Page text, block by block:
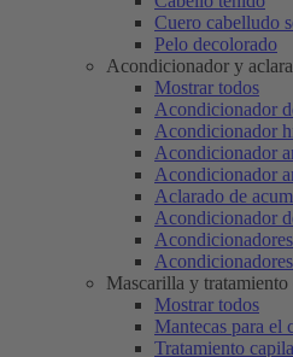
Cuero cabelludo
Pelo decolorado
Acondicionador y
Mostrar todos
Acondicionador
Acondicionador
Acondicionador
Acondicionador
Aclarado de
Acondicionador
Mascarilla y tratamiento
Mostrar todos
Mantecas para el
Tratamiento